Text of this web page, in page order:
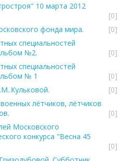
10 марта 2012
[0]
фонда мира.
[0]
специальностей
№2.
[0]
специальностей
№ 1
[0]
[0]
лётчиков, лётчиков
[0]
Московского
конкурса "Весна 45
[0]